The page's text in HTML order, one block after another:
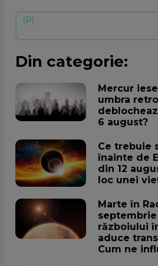
Din categorie:
Mercur
umbra
6 august?
Ce trebuie
înainte de
din 12
loc unei
Marte în
septembrie
războiului
aduce
Cum ne